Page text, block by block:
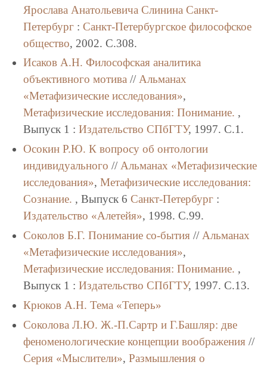
Ярослава Анатольевича Слинина Санкт-
Петербург: Санкт-Петербургское философское
общество, 2002. C.308.
Исаков А.Н. Философская аналитика
объективного мотива// Альманах
«Метафизические исследования»,
Метафизические исследования: Понимание. ,
Выпуск 1 : Издательство СПбГТУ, 1997. C.1.
Осокин Р.Ю. К вопросу об онтологии
индивидуального // Альманах «Метафизические
исследования», Метафизические исследования:
Сознание. , Выпуск 6 Санкт-Петербург:
Издательство «Алетейя», 1998. C.99.
Соколов Б.Г. Понимание со-бытия// Альманах
«Метафизические исследования»,
Метафизические исследования: Понимание. ,
Выпуск 1 : Издательство СПбГТУ, 1997. C.13.
Крюков А.Н. Тема «Теперь»
Соколова Л.Ю. Ж.-П.Сартр и Г.Башляр: две
феноменологические концепции воображения//
Серия «Мыслители», Размышления о